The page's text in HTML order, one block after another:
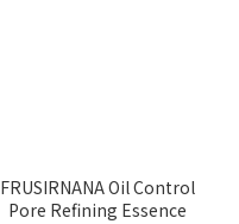
FRUSIRNANA Oil Control
Pore Refining Essence